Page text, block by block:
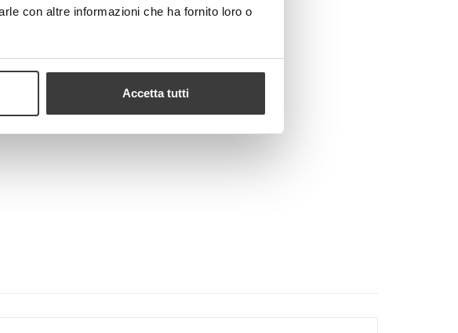
con altre informazioni che ha fornito loro o
Accetta tutti